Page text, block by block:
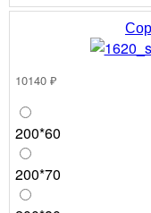
10140 ₽
200*60
200*70